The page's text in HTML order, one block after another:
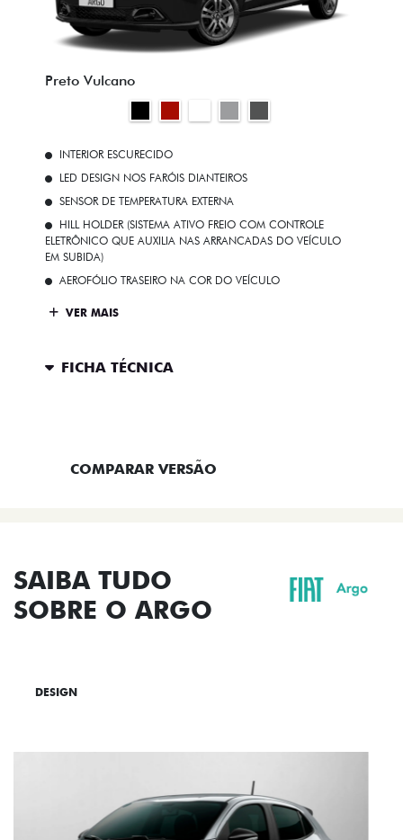
Preto Vulcano
INTERIOR ESCURECIDO
LED DESIGN NOS FARÓIS DIANTEIROS
SENSOR DE TEMPERATURA EXTERNA
HILL HOLDER (SISTEMA ATIVO FREIO COM CONTROLE
ELETRÔNICO QUE AUXILIA NAS ARRANCADAS DO VEÍCULO
EM SUBIDA)
AEROFÓLIO TRASEIRO NA COR DO VEÍCULO
VER MAIS
FICHA TÉCNICA
COMPARAR VERSÃO
SAIBA TUDO
SOBRE O ARGO
DESIGN